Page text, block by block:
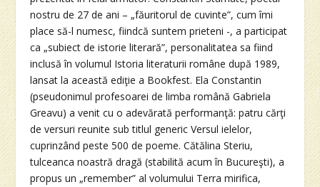
nostru de 27 de ani – „făuritorul de cuvinte”, cum îmi
place să-l numesc, fiindcă suntem prieteni -, a participat
ca „subiect de istorie literară”, personalitatea sa fiind
inclusă în volumul Istoria literaturii române după 1989,
lansat la această ediţie a Bookfest. Ela Constantin
(pseudonimul profesoarei de limba română Gabriela
Greavu) a venit cu o adevărată performanţă: patru cărţi
de versuri reunite sub titlul generic Versul ielelor,
cuprinzând peste 500 de poeme. Cătălina Steriu,
tulceanca noastră dragă (stabilită acum în Bucureşti), a
propus un „remember” al volumului Terra mirifica,